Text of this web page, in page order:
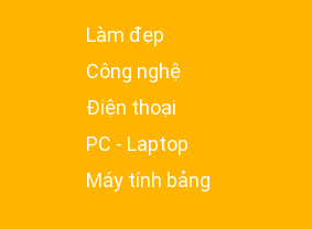
Làm đẹp
Công nghệ
Điện thoại
PC - Laptop
Máy tính bảng